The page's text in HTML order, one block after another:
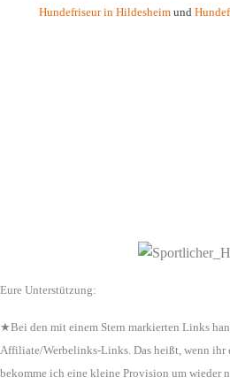
Hundefriseur in Hildesheim und
Eure Unterstützung:
★Bei den mit einem Stern markierten Links
Affiliate/Werbelinks-Links. Das heißt, wenn ihr
bekomme ich eine kleine Provision um wieder